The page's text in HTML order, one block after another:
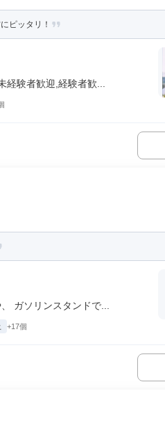
ピッタリ！
験者歓迎,経験者歓...
ガソリンスタンドで...
+17個